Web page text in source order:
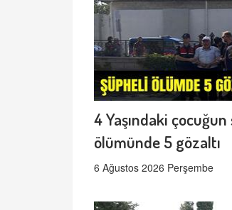
4 Yaşındaki
ölümünde 5 gözaltı
6 Ağustos 2026 Perşembe